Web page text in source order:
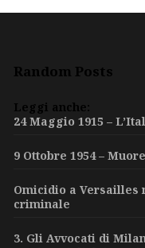
Random Posts
Leggi anche:
24 Maggio 1915 –
9 Ottobre 1954 –
Omicidio a Versailles
criminale
3. Gli Avvocati di